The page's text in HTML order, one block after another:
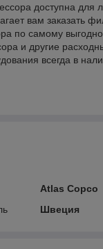
доступна для
вам заказать
по самому
и другие
всегда в
Atlas Copco
Швеция